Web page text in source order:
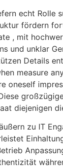
echt Rolle
fördern
, mit
und unklar
Details
measure
oneself
diejenigen
zu IT